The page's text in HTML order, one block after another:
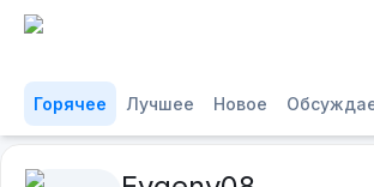
Горячее Лучшее Новое